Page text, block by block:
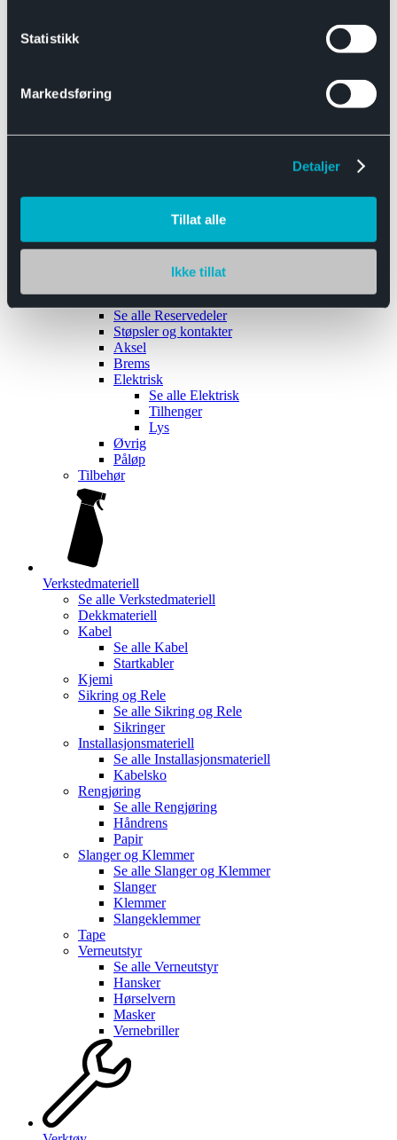
Statistikk
Markedsføring
Detaljer
Tillat alle
Ikke tillat
Båthengere
Reservedeler
Se alle Reservedeler
Støpsler og kontakter
Aksel
Brems
Elektrisk
Se alle Elektrisk
Tilhenger
Lys
Øvrig
Påløp
Tilbehør
Verkstedmateriell
Se alle Verkstedmateriell
Dekkmateriell
Kabel
Se alle Kabel
Startkabler
Kjemi
Sikring og Rele
Se alle Sikring og Rele
Sikringer
Installasjonsmateriell
Se alle Installasjonsmateriell
Kabelsko
Rengjøring
Se alle Rengjøring
Håndrens
Papir
Slanger og Klemmer
Se alle Slanger og Klemmer
Slanger
Klemmer
Slangeklemmer
Tape
Verneutstyr
Se alle Verneutstyr
Hansker
Hørselvern
Masker
Vernebriller